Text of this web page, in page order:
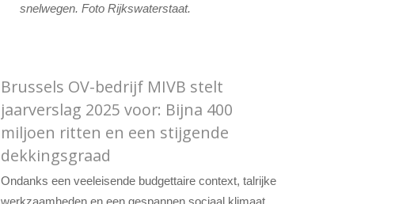
snelwegen. Foto Rijkswaterstaat.
Brussels OV-bedrijf MIVB stelt
jaarverslag 2025 voor: Bijna 400
miljoen ritten en een stijgende
dekkingsgraad
Ondanks een veeleisende budgettaire context, talrijke
werkzaamheden en een gespannen sociaal klimaat